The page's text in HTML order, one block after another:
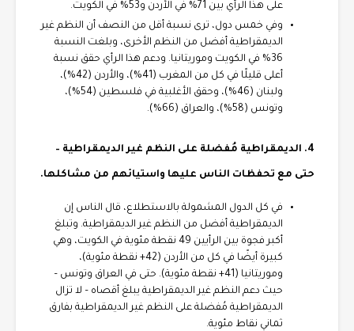
على هذا الرأي بين 71% في الأردن و53% في الكويت.
وفي خمس دول، ترى نسبة أقل من النصف أن النظم غير
الديمقراطية أفضل من النظم الأخرى، وبلغت النسبة
36% في الكويت وموريتانيا. ودعم هذا الرأي حقق نسبة
أعلى قليلًا في كل من المغرب (41%)، والأردن (42%)،
ولبنان (46%)، وحقق الأغلبية في فلسطين (54%)،
وتونس (58%)، والعراق (66%).
4. الديمقراطية مُفضلة على النظم غير الديمقراطية –
حتى مع تحفظات الناس عليها واستيائهم من مشاكلها.
في كل الدول المشمولة بالاستطلاع، قال الناس إن
الديمقراطية أفضل من النظم غير الديمقراطية. وتبلغ
أكبر فجوة بين الرأيين 49 نقطة مئوية في الكويت، وهي
كبيرة أيضًا في كل من الأردن (42+ نقطة مئوية)،
وموريتانيا (41+ نقطة مئوية). حتى في العراق وتونس –
حيث دعم النظم غير الديمقراطية يبلغ أقصاه – لا تزال
الديمقراطية مُفضلة على النظم غير الديمقراطية بفارق
ثماني نقاط مئوية.